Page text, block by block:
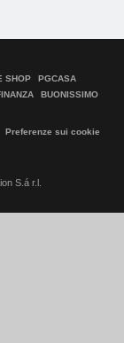
SHOP
PGCASA
BUONISSIMO
Preferenze sui cookie
S.á r.l.